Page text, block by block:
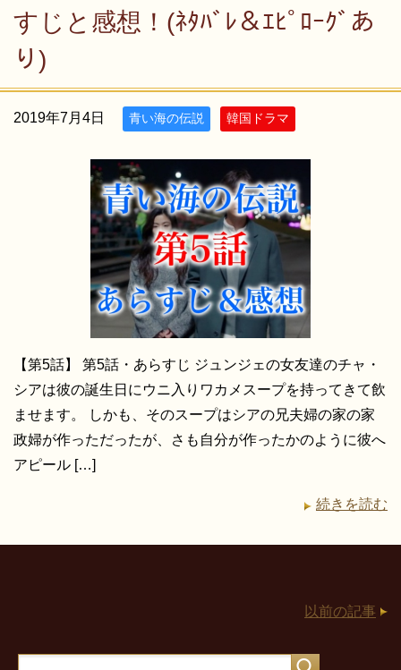
すじと感想！(ﾈﾀﾊﾞﾚ＆ｴﾋﾟﾛｰｸﾞあ
り)
2019年7月4日 青い海の伝説 韓国ドラマ
【第5話】 第5話・あらすじ ジュンジェの女友達のチャ・
シアは彼の誕生日にウニ入りワカメスープを持ってきて飲
ませます。 しかも、そのスープはシアの兄夫婦の家の家
政婦が作っただったが、さも自分が作ったかのように彼へ
アピール […]
続きを読む
以前の記事